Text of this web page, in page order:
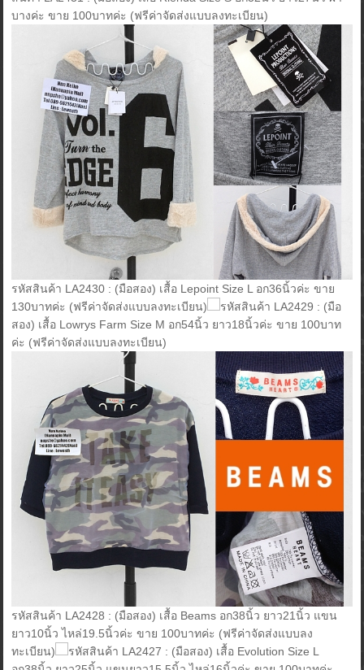
บางค่ะ ขาย 100บาทค่ะ (ฟรีค่าจัดส่งแบบลงทะเบียน)
รหัสสินค้า LA2430 : (มือสอง) เสื้อ Lepoint Size L อก36นิ้วค่ะ ขาย
130บาทค่ะ (ฟรีค่าจัดส่งแบบลงทะเบียน)
รหัสสินค้า LA2429 : (มือ
สอง) เสื้อ Lowrys Farm Size M อก54นิ้ว ยาว18นิ้วค่ะ ขาย 100บาท
ค่ะ (ฟรีค่าจัดส่งแบบลงทะเบียน)
รหัสสินค้า LA2428 : (มือสอง) เสื้อ Beams อก38นิ้ว ยาว21นิ้ว แขน
ยาว10นิ้ว ไหล่19.5นิ้วค่ะ ขาย 100บาทค่ะ (ฟรีค่าจัดส่งแบบลง
ทะเบียน)
รหัสสินค้า LA2427 : (มือสอง) เสื้อ Evolution Size L